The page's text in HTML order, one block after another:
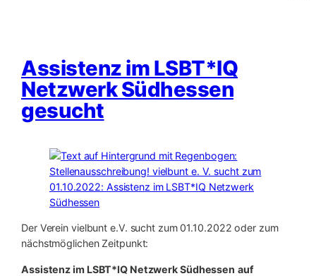
Assistenz im LSBT*IQ
Netzwerk Südhessen
gesucht
Der Verein vielbunt e.V. sucht zum 01.10.2022 oder zum
nächstmöglichen Zeitpunkt:
Assistenz im LSBT*IQ Netzwerk Südhessen auf